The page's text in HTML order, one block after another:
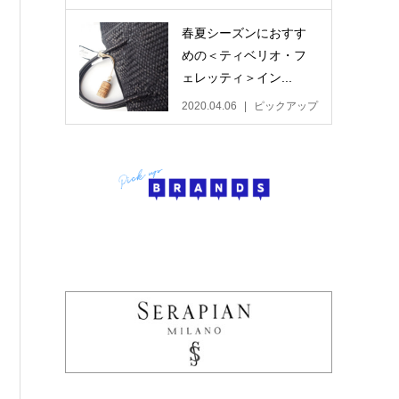
春夏シーズンにおすす
めの＜ティベリオ・フ
ェレッティ＞イン...
2020.04.06 ピックアップ